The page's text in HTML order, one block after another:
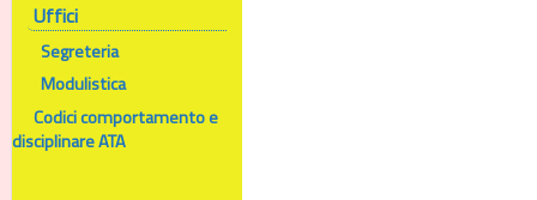
Uffici
Segreteria
Modulistica
Codici comportamento e
disciplinare ATA